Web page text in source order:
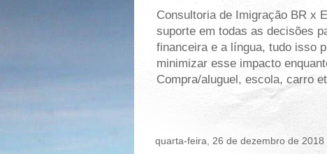
Consultoria de Imigração BR x
suporte em todas as decisões
financeira e a língua, tudo isso
minimizar esse impacto
Compra/aluguel, escola, carro
quarta-feira, 26 de dezembro de 2018